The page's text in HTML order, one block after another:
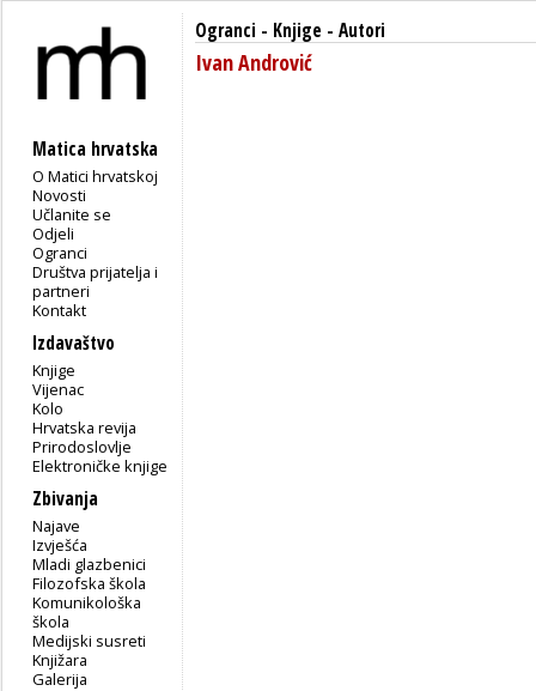
Matica hrvatska
O Matici hrvatskoj
Novosti
Učlanite se
Odjeli
Ogranci
Društva prijatelja i
partneri
Kontakt
Izdavaštvo
Knjige
Vijenac
Kolo
Hrvatska revija
Prirodoslovlje
Elektroničke knjige
Zbivanja
Najave
Izvješća
Mladi glazbenici
Filozofska škola
Komunikološka
škola
Medijski susreti
Knjižara
Galerija
Ogranci - Knjige - Autori
Ivan Andrović